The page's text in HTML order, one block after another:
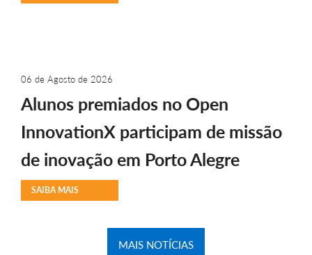
06 de Agosto de 2026
Alunos premiados no Open
InnovationX participam de missão
de inovação em Porto Alegre
SAIBA MAIS
MAIS NOTÍCIAS